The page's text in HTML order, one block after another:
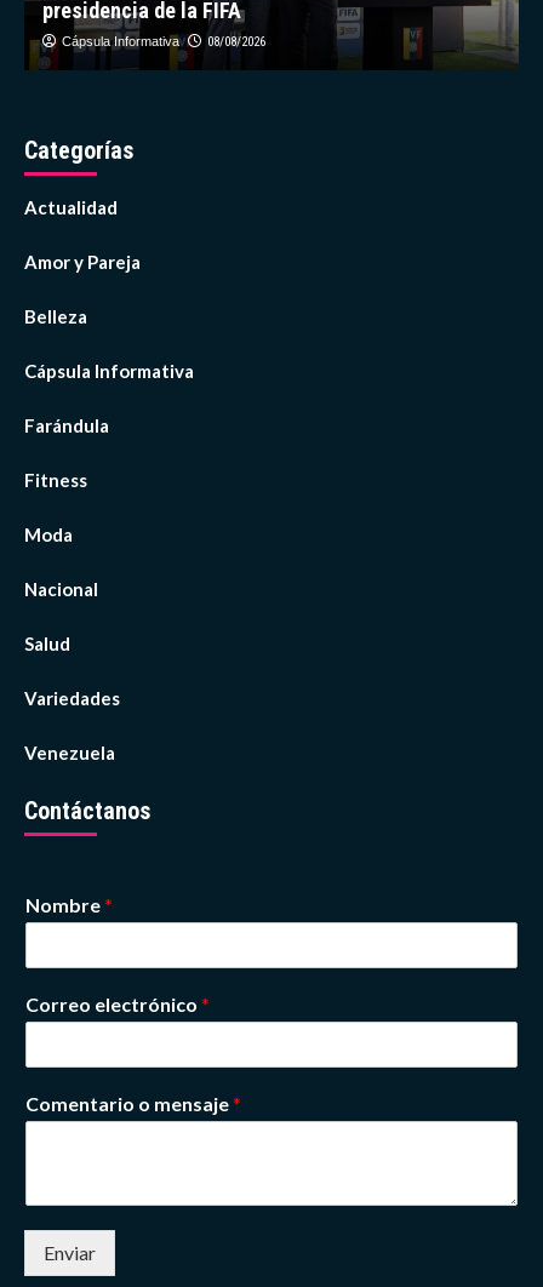
presidencia de la FIFA
Cápsula Informativa 08/08/2026
Categorías
Actualidad
Amor y Pareja
Belleza
Cápsula Informativa
Farándula
Fitness
Moda
Nacional
Salud
Variedades
Venezuela
Contáctanos
Nombre*
Correo electrónico *
Comentario o mensaje*
Enviar